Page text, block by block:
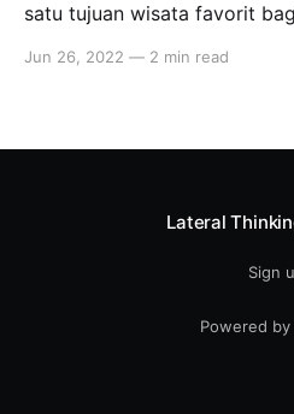
satu tujuan wisata favorit
adalah untuk belajar
Jun 26, 2022 — 2 min read
Lateral
Sign
Powered